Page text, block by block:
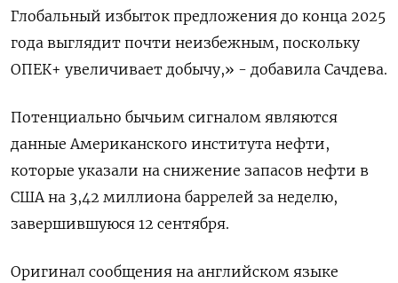
Глобальный избыток предложения до конца 2025
года выглядит почти неизбежным, поскольку
ОПЕК+ увеличивает добычу,» - добавила Сачдева.
Потенциально бычьим сигналом являются
данные Американского института нефти,
которые указали на снижение запасов нефти в
США на 3,42 миллиона баррелей за неделю,
завершившуюся 12 сентября.
Оригинал сообщения на английском языке